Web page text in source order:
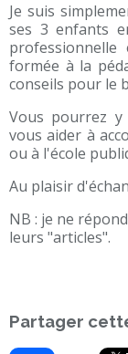
Je suis
ses 3 enfants
professionnelle
formée à la
conseils pour le
Vous pourrez
vous aider à
ou à l'école
Au plaisir
NB : je ne
leurs "articles".
Partager